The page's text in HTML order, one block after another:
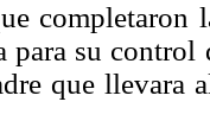
completaron
su control
que llevara